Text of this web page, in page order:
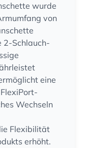
wurde
von
2-Schlauch-
eine
Wechseln
Flexibilität
erhöht.